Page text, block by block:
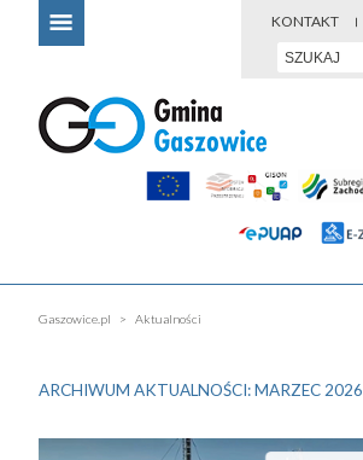
KONTAKT
Gaszowice.pl Aktualności
ARCHIWUM AKTUALNOŚCI: MARZEC 2026